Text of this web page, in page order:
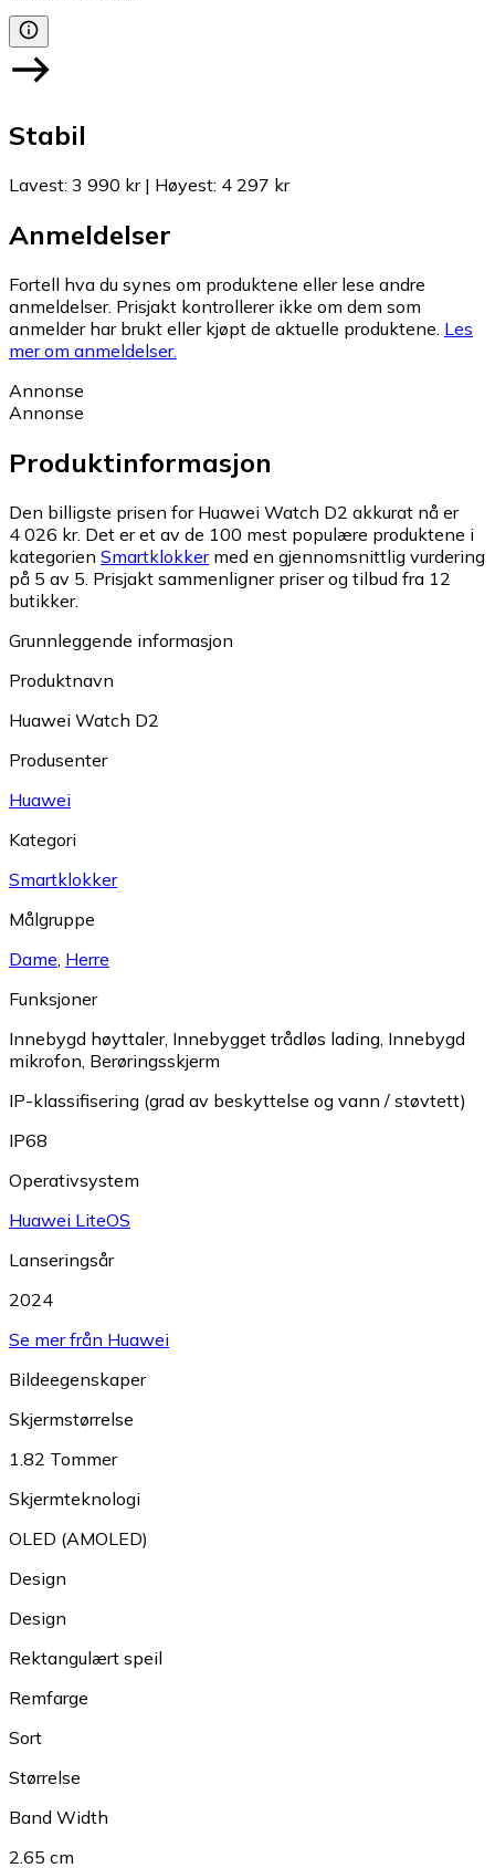
Stabil
Lavest: 3 990 kr| Høyest: 4 297 kr
Anmeldelser
Fortell hva du synes om produktene eller lese andre
anmeldelser. Prisjakt kontrollerer ikke om dem som
anmelder har brukt eller kjøpt de aktuelle produktene. Les
mer om anmeldelser.
Annonse
Annonse
Produktinformasjon
Den billigste prisen for Huawei Watch D2 akkurat nå er
4 026 kr. Det er et av de 100 mest populære produktene i
kategorien Smartklokkermed en gjennomsnittlig vurdering
på 5 av 5. Prisjakt sammenligner priser og tilbud fra 12
butikker.
Grunnleggende informasjon
Produktnavn
Huawei Watch D2
Produsenter
Huawei
Kategori
Smartklokker
Målgruppe
Dame Herre
Funksjoner
Innebygd høyttaler, Innebygget trådløs lading Innebygd
mikrofon Berøringsskjerm
IP-klassifisering (grad av beskyttelse og vann / støvtett)
IP68
Operativsystem
Huawei LiteOS
Lanseringsår
2024
Se mer från Huawei
Bildeegenskaper
Skjermstørrelse
1.82 Tommer
Skjermteknologi
OLED (AMOLED)
Design
Design
Rektangulært speil
Remfarge
Sort
Størrelse
Band Width
2.65 cm